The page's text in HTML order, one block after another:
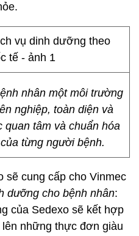
nhân một môi trường
nghiệp, toàn diện và
quan tâm và chuẩn hóa
từng người bệnh.
sẽ cung cấp cho Vinmec
dưỡng cho bệnh nhân:
của Sedexo sẽ kết hợp
những thực đơn giàu